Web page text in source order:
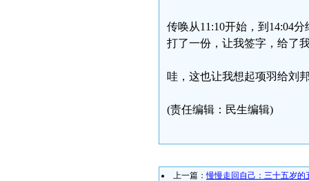
传唤从11:10开始，到14:04
打了一份，让我签字，给了
哇，这也让我想起项羽给刘
(责任编辑：民生编辑)
上一篇：慢慢走回自己：三十五岁的